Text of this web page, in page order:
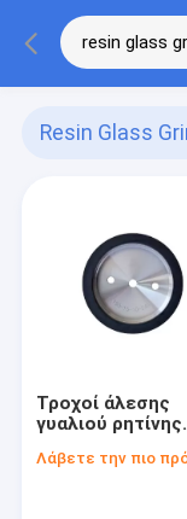
Resin Glass
Τροχοί άλεσης
γυαλιού ρητίνης
μύλων